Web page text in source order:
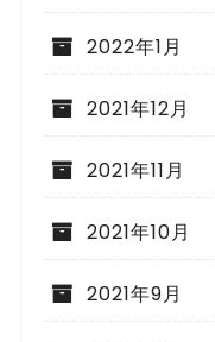
2022年1月
2021年12月
2021年11月
2021年10月
2021年9月